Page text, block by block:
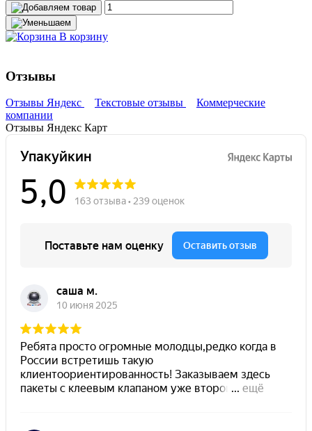
В корзину
Отзывы
Отзывы Яндекс Текстовые отзывы
Коммерческие
компании
Отзывы Яндекс Карт